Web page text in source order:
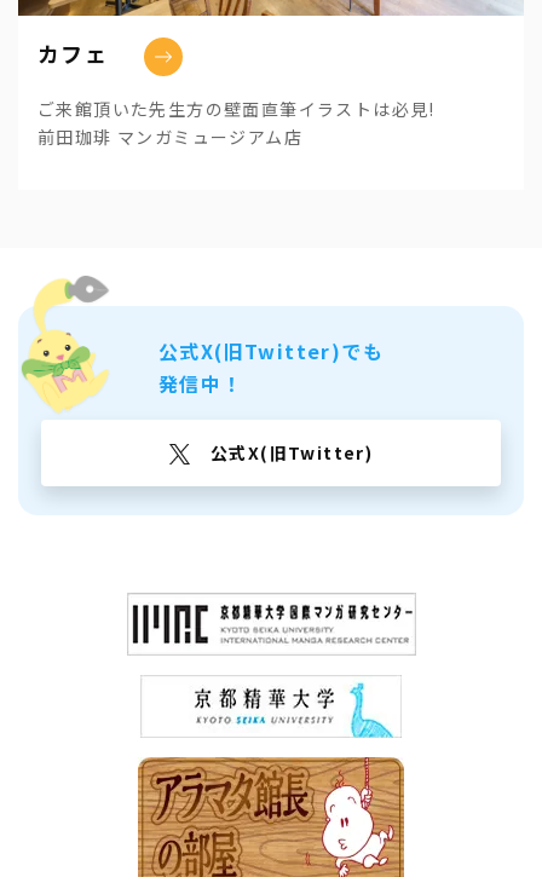
カフェ
ご来館頂いた先生方の壁面直筆イラストは必見!
前田珈琲 マンガミュージアム店
公式X(旧Twitter)でも
発信中！
公式X(旧Twitter)